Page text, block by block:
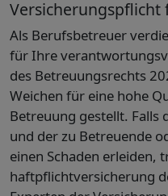
Als Berufsbetreuer
für Ihre
des Betreuungsrechts
Weichen für eine hohe
Betreuung gestellt. Falls
und der zu Betreuende
einen Schaden
haftpflichtversicherung